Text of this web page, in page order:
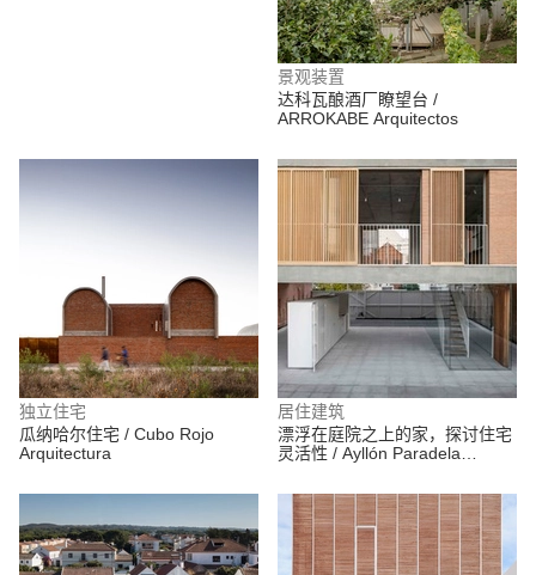
景观装置
达科瓦酿酒厂瞭望台 /
ARROKABE Arquitectos
独立住宅
瓜纳哈尔住宅 / Cubo Rojo
Arquitectura
居住建筑
漂浮在庭院之上的家，探讨住宅
灵活性 / Ayllón Paradela